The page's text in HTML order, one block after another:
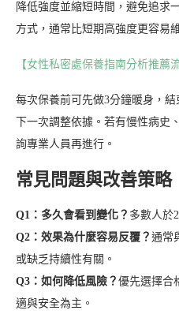
降低強度並縮短時間，避免追求
方式，通常比短期高強度更容易
【女性私密處保養指南分析推薦
每次保養前可先做3分鐘暖身，
下一次調整依據。若有慢性病史
詢專業人員再進行。
常見問題與改善策略
Q1：多久會看到變化？ 多數人於
Q2：效果為什麼容易反覆？ 通常
或缺乏持續性有關。
Q3：如何降低風險？ 優先選擇合
適與安全為主。